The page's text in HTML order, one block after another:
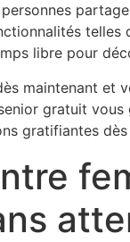
telles
libre pour
maintenant et
gratuit
gratifiantes